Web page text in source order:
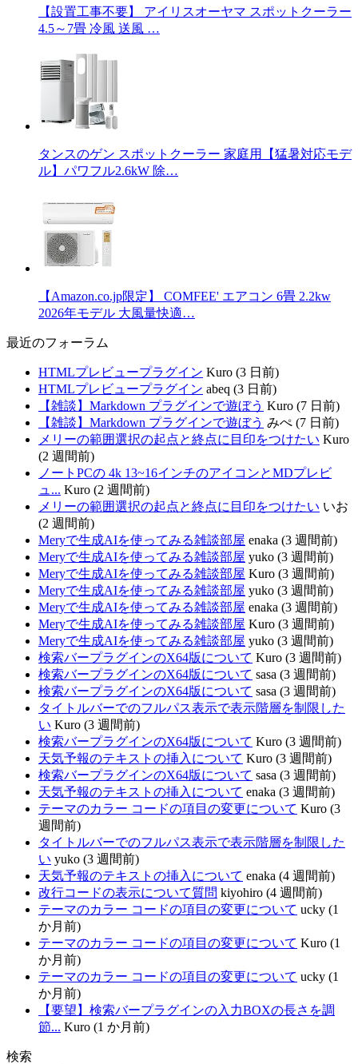
【設置工事不要】 アイリスオーヤマ スポットクーラー
4.5～7畳 冷風 送風 …
タンスのゲン スポットクーラー 家庭用【猛暑対応モデ
ル】パワフル2.6kW 除…
【Amazon.co.jp限定】 COMFEE' エアコン 6畳 2.2kw
2026年モデル 大風量快適…
最近のフォーラム
HTMLプレビュープラグイン Kuro (3 日前)
HTMLプレビュープラグイン abeq (3 日前)
【雑談】Markdown プラグインで遊ぼう Kuro (7 日前)
【雑談】Markdown プラグインで遊ぼう みぺ (7 日前)
メリーの範囲選択の起点と終点に目印をつけたい Kuro
(2 週間前)
ノートPCの 4k 13~16インチのアイコンとMDプレビ
ュ... Kuro (2 週間前)
メリーの範囲選択の起点と終点に目印をつけたい いお
(2 週間前)
Meryで生成AIを使ってみる雑談部屋 enaka (3 週間前)
Meryで生成AIを使ってみる雑談部屋 yuko (3 週間前)
Meryで生成AIを使ってみる雑談部屋 Kuro (3 週間前)
Meryで生成AIを使ってみる雑談部屋 yuko (3 週間前)
Meryで生成AIを使ってみる雑談部屋 enaka (3 週間前)
Meryで生成AIを使ってみる雑談部屋 Kuro (3 週間前)
Meryで生成AIを使ってみる雑談部屋 yuko (3 週間前)
検索バープラグインのX64版について Kuro (3 週間前)
検索バープラグインのX64版について sasa (3 週間前)
検索バープラグインのX64版について sasa (3 週間前)
タイトルバーでのフルパス表示で表示階層を制限した
い Kuro (3 週間前)
検索バープラグインのX64版について Kuro (3 週間前)
天気予報のテキストの挿入について Kuro (3 週間前)
検索バープラグインのX64版について sasa (3 週間前)
天気予報のテキストの挿入について enaka (3 週間前)
テーマのカラー コードの項目の変更について Kuro (3
週間前)
タイトルバーでのフルパス表示で表示階層を制限した
い yuko (3 週間前)
天気予報のテキストの挿入について enaka (4 週間前)
改行コードの表示について質問 kiyohiro (4 週間前)
テーマのカラー コードの項目の変更について ucky (1
か月前)
テーマのカラー コードの項目の変更について Kuro (1
か月前)
テーマのカラー コードの項目の変更について ucky (1
か月前)
【要望】検索バープラグインの入力BOXの長さを調
節... Kuro (1 か月前)
検索